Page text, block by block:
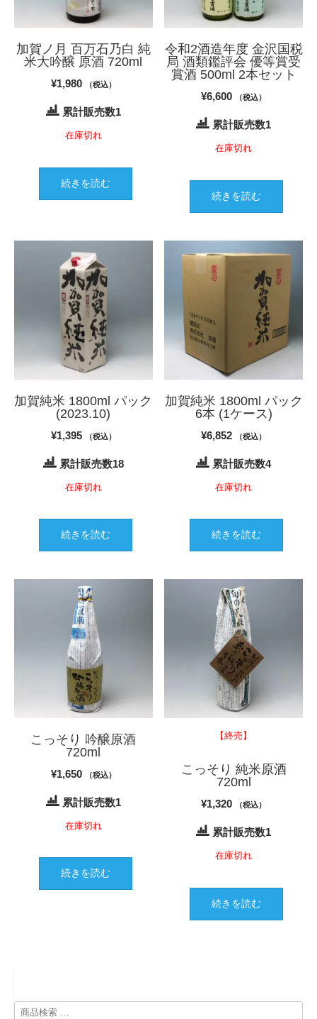
加賀ノ月 百万石乃白 純
米大吟醸 原酒 720ml
¥1,980 （税込）
累計販売数1
在庫切れ
続きを読む
令和2酒造年度 金沢国税
局 酒類鑑評会 優等賞受
賞酒 500ml 2本セット
¥6,600 （税込）
累計販売数1
在庫切れ
続きを読む
加賀純米 1800ml パック
(2023.10)
¥1,395 （税込）
累計販売数18
在庫切れ
続きを読む
加賀純米 1800ml パック
6本 (1ケース)
¥6,852 （税込）
累計販売数4
在庫切れ
続きを読む
こっそり 吟醸原酒
720ml
¥1,650 （税込）
累計販売数1
在庫切れ
続きを読む
【終売】
こっそり 純米原酒
720ml
¥1,320 （税込）
累計販売数1
在庫切れ
続きを読む
検